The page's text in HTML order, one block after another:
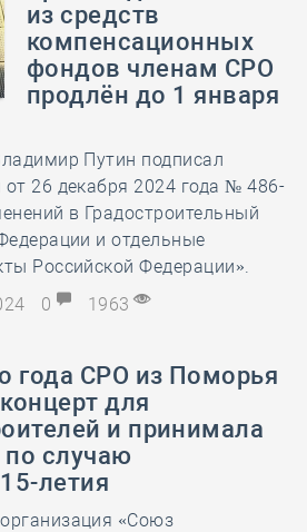
из средств
компенсационных
фондов членам СРО
продлён до 1 января
Путин подписал
26 декабря 2024 года № 486-
в Градостроительный
и отдельные
Российской Федерации».
0 1963
года СРО из Поморья
для
и принимала
случаю
летия
«Союз